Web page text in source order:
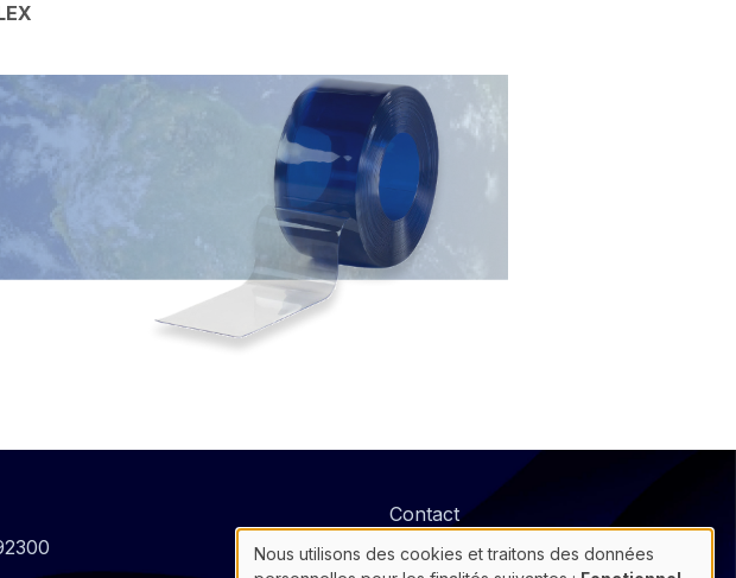
@
Footer
Contact
Protection des données
Use
Nous utilisons des cookies et traitons des données